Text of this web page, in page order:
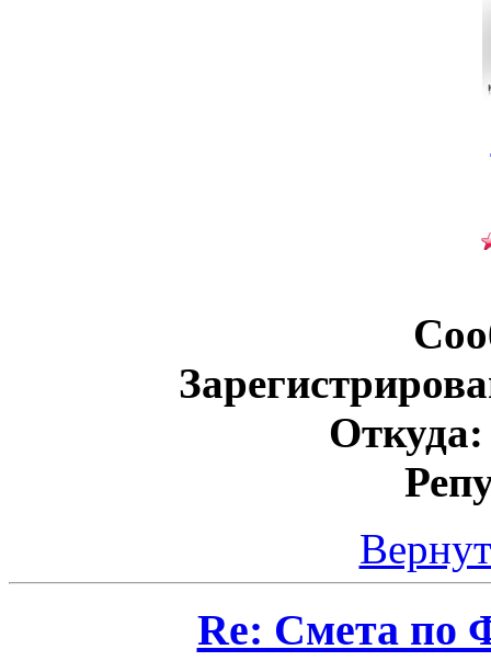
Откуда:
Re: Смета по